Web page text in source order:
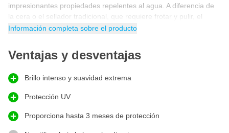
impresionantes propiedades repelentes al agua. A diferencia de
la cera o el sellador tradicional, que requiere frotar y pulir, el
sellador en spray sólo necesita pulverizarse y aclararse.
El secreto del sellador en spray CarPro HydrO2 reside en su
hidrofílicas, polímeros de silicona y fluoropolímeros avanzados,
HydrO2 ofrece un acabado extraordinariamente brillante y suave.
HydrO2deCarPro
avanzados que existen. El sellador también es perfecto para
mejorar los revestimientos existentes.
Información completa sobre el producto
Ventajas y desventajas
Brillo intenso y suavidad extrema
Protección UV
Proporciona hasta 3 meses de protección